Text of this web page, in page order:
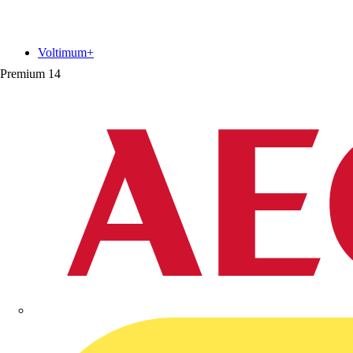
Premium 14
Voltimum+